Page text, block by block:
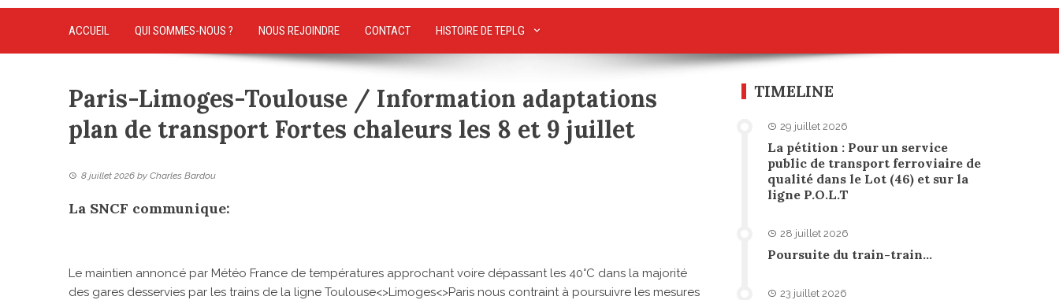
ACCUEIL QUI SOMMES-NOUS ? NOUS REJOINDRE CONTACT HISTOIRE DE TEPLG
Paris-Limoges-Toulouse / Information adaptations
plan de transport Fortes chaleurs les 8 et 9 juillet
8 juillet 2026 by Charles Bardou
La SNCF communique:
Le maintien annoncé par Météo France de températures approchant voire dépassant les 40°C dans la majorité
des gares desservies par les trains de la ligne Toulouse<>Limoges<>Paris nous contraint à poursuivre les mesures
TIMELINE
29 juillet 2026
La pétition : Pour un service
public de transport ferroviaire de
qualité dans le Lot (46) et sur la
ligne P.O.L.T
28 juillet 2026
Poursuite du train-train…
23 juillet 2026